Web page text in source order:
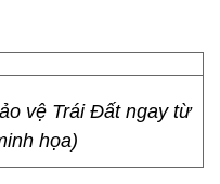
vệ Trái Đất ngay từ
họa)